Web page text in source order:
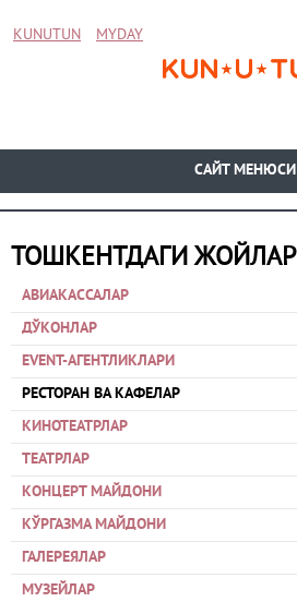
KUNUTUN MYDAY
CАЙТ МЕНЮСИ
ТОШКЕНТДАГИ ЖОЙЛАР
АВИАКАССАЛАР
ДЎКОНЛАР
EVENT-АГЕНТЛИКЛАРИ
РЕСТОРАН ВА КАФЕЛАР
КИНОТЕАТРЛАР
ТЕАТРЛАР
КОНЦЕРТ МАЙДОНИ
КЎРГАЗМА МАЙДОНИ
ГАЛЕРЕЯЛАР
МУЗЕЙЛАР